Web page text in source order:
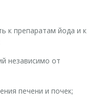
к препаратам йода и к
независимо от
печени и почек;